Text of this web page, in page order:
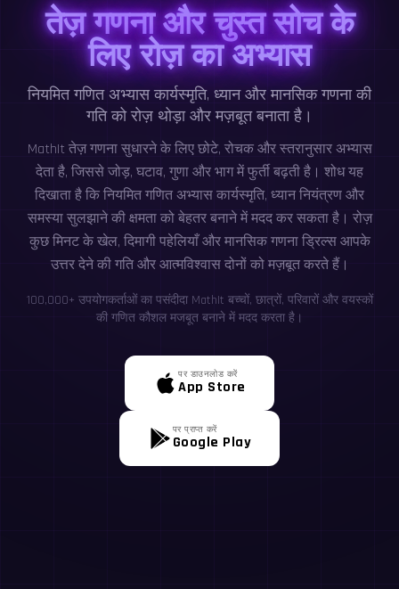
तेज़ गणना और चुस्त सोच के
लिए रोज़ का अभ्यास
नियमित गणित अभ्यास कार्यस्मृति, ध्यान और मानसिक गणना की
गति को रोज़ थोड़ा और मज़बूत बनाता है।
MathIt तेज़ गणना सुधारने के लिए छोटे, रोचक और स्तरानुसार अभ्यास
देता है, जिससे जोड़, घटाव, गुणा और भाग में फुर्ती बढ़ती है। शोध यह
दिखाता है कि नियमित गणित अभ्यास कार्यस्मृति, ध्यान नियंत्रण और
समस्या सुलझाने की क्षमता को बेहतर बनाने में मदद कर सकता है। रोज़
कुछ मिनट के खेल, दिमागी पहेलियाँ और मानसिक गणना ड्रिल्स आपके
उत्तर देने की गति और आत्मविश्वास दोनों को मज़बूत करते हैं।
100,000+ उपयोगकर्ताओं का पसंदीदा MathIt बच्चों, छात्रों, परिवारों और वयस्कों
की गणित कौशल मजबूत बनाने में मदद करता है।
पर डाउनलोड करें
App Store
पर प्राप्त करें
Google Play